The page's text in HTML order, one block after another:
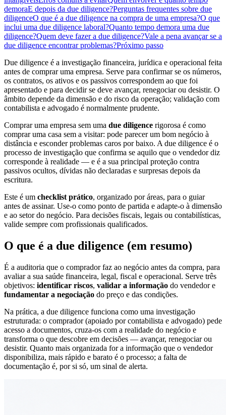
demoraE depois da due diligence?Perguntas frequentes sobre due
diligenceO que é a due diligence na compra de uma empresa?O que
inclui uma due diligence laboral?Quanto tempo demora uma due
diligence?Quem deve fazer a due diligence?Vale a pena avançar se a
due diligence encontrar problemas?Próximo passo
Due diligence é a investigação financeira, jurídica e operacional feita
antes de comprar uma empresa. Serve para confirmar se os números,
os contratos, os ativos e os passivos correspondem ao que foi
apresentado e para decidir se deve avançar, renegociar ou desistir. O
âmbito depende da dimensão e do risco da operação; validação com
contabilista e advogado é normalmente prudente.
Comprar uma empresa sem uma due diligence rigorosa é como
comprar uma casa sem a visitar: pode parecer um bom negócio à
distância e esconder problemas caros por baixo. A due diligence é o
processo de investigação que confirma se aquilo que o vendedor diz
corresponde à realidade — e é a sua principal proteção contra
passivos ocultos, dívidas não declaradas e surpresas depois da
escritura.
Este é um checklist prático, organizado por áreas, para o guiar
antes de assinar. Use-o como ponto de partida e adapte-o à dimensão
e ao setor do negócio. Para decisões fiscais, legais ou contabilísticas,
valide sempre com profissionais qualificados.
O que é a due diligence (em resumo)
É a auditoria que o comprador faz ao negócio antes da compra, para
avaliar a sua saúde financeira, legal, fiscal e operacional. Serve três
objetivos: identificar riscos, validar a informação do vendedor e
fundamentar a negociação do preço e das condições.
Na prática, a due diligence funciona como uma investigação
estruturada: o comprador (apoiado por contabilista e advogado) pede
acesso a documentos, cruza-os com a realidade do negócio e
transforma o que descobre em decisões — avançar, renegociar ou
desistir. Quanto mais organizada for a informação que o vendedor
disponibiliza, mais rápido e barato é o processo; a falta de
documentação é, por si só, um sinal de alerta.